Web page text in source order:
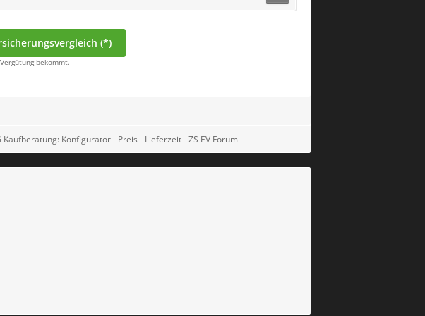
(*)
bekommt.
Kaufberatung: Konfigurator - Preis - Lieferzeit - ZS EV Forum